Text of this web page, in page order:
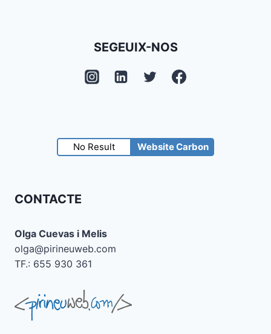
SEGEUIX-NOS
No Result Website Carbon
CONTACTE
Olga Cuevas i Melis
olga@pirineuweb.com
TF.: 655 930 361